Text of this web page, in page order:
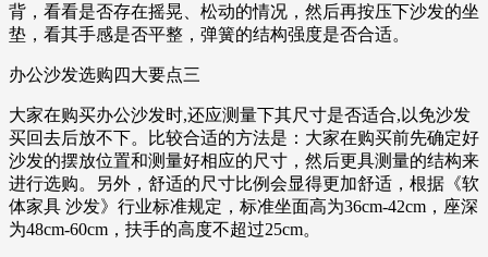
背，看看是否存在摇晃、松动的情况，然后再按压下沙发的坐
垫，看其手感是否平整，弹簧的结构强度是否合适。
办公沙发选购四大要点三
大家在购买办公沙发时,还应测量下其尺寸是否适合,以免沙发
买回去后放不下。比较合适的方法是：大家在购买前先确定好
沙发的摆放位置和测量好相应的尺寸，然后更具测量的结构来
进行选购。另外，舒适的尺寸比例会显得更加舒适，根据《软
体家具 沙发》行业标准规定，标准坐面高为36cm-42cm，座深
为48cm-60cm，扶手的高度不超过25cm。